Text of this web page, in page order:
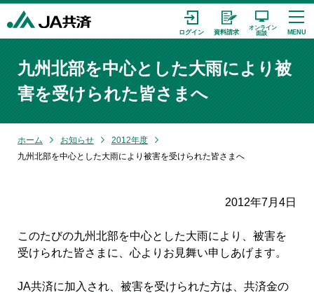
九州北部を中心とした大雨により被
害を受けられた皆さまへ
ホーム お知らせ
2012年度
九州北部を中心とした大雨により被害を受けられた皆さまへ
2012年7月4日
このたびの九州北部を中心とした大雨により、被害を
受けられた皆さまに、心よりお見舞い申しあげます。
JA共済に加入され、被害を受けられた方は、共済金の